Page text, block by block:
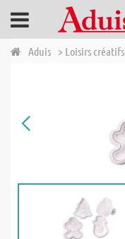
Aduis > Loisirs créatifs